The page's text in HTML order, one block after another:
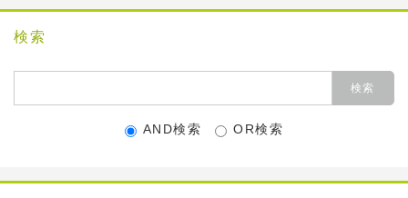
検索
AND検索 OR検索